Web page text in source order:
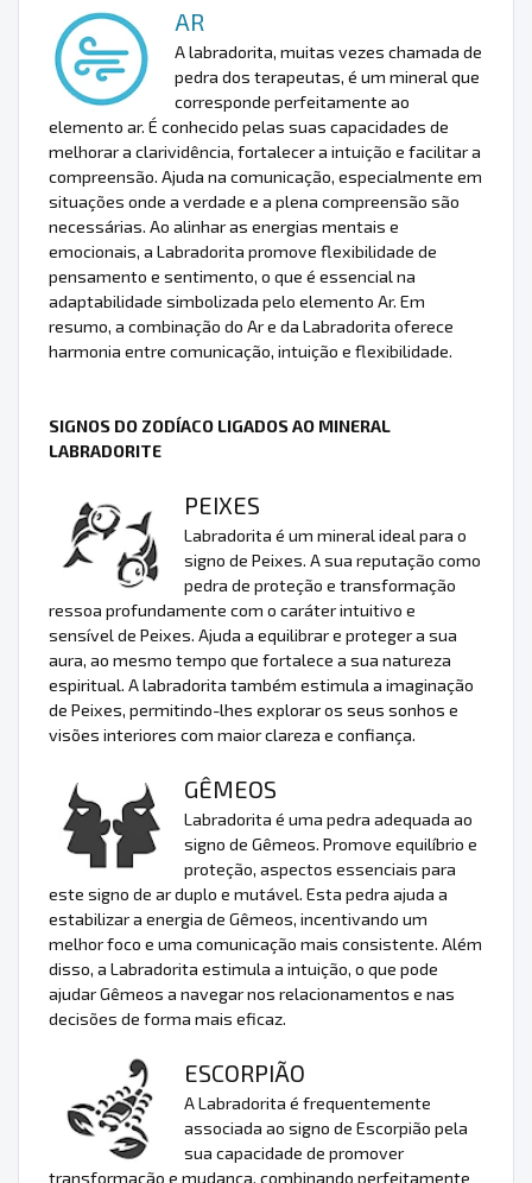
AR
A labradorita, muitas vezes chamada de
pedra dos terapeutas, é um mineral que
corresponde perfeitamente ao
elemento ar. É conhecido pelas suas capacidades de
melhorar a clarividência, fortalecer a intuição e facilitar a
compreensão. Ajuda na comunicação, especialmente em
situações onde a verdade e a plena compreensão são
necessárias. Ao alinhar as energias mentais e
emocionais, a Labradorita promove flexibilidade de
pensamento e sentimento, o que é essencial na
adaptabilidade simbolizada pelo elemento Ar. Em
resumo, a combinação do Ar e da Labradorita oferece
harmonia entre comunicação, intuição e flexibilidade.
SIGNOS DO ZODÍACO LIGADOS AO MINERAL
LABRADORITE
PEIXES
Labradorita é um mineral ideal para o
signo de Peixes. A sua reputação como
pedra de proteção e transformação
ressoa profundamente com o caráter intuitivo e
sensível de Peixes. Ajuda a equilibrar e proteger a sua
aura, ao mesmo tempo que fortalece a sua natureza
espiritual. A labradorita também estimula a imaginação
de Peixes, permitindo-lhes explorar os seus sonhos e
visões interiores com maior clareza e confiança.
GÊMEOS
Labradorita é uma pedra adequada ao
signo de Gêmeos. Promove equilíbrio e
proteção, aspectos essenciais para
este signo de ar duplo e mutável. Esta pedra ajuda a
estabilizar a energia de Gêmeos, incentivando um
melhor foco e uma comunicação mais consistente. Além
disso, a Labradorita estimula a intuição, o que pode
ajudar Gêmeos a navegar nos relacionamentos e nas
decisões de forma mais eficaz.
ESCORPIÃO
A Labradorita é frequentemente
associada ao signo de Escorpião pela
sua capacidade de promover
transformação e mudança, combinando perfeitamente